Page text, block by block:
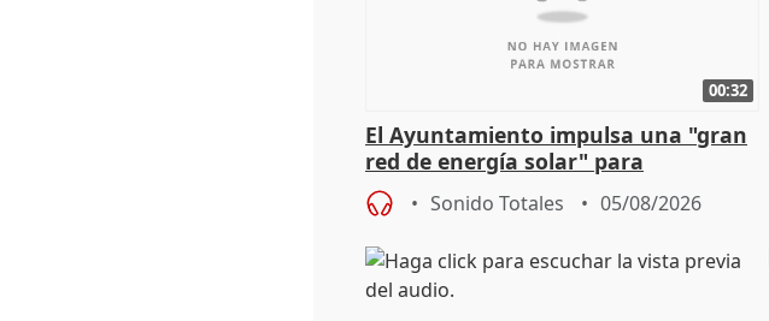
00:32
El Ayuntamiento impulsa una "gran
red de energía solar" para
autoconsumo
Sonido Totales 05/08/2026